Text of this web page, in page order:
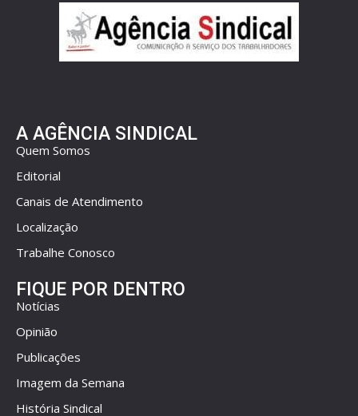
A AGÊNCIA SINDICAL
Quem Somos
Editorial
Canais de Atendimento
Localização
Trabalhe Conosco
FIQUE POR DENTRO
Notícias
Opinião
Publicações
Imagem da Semana
História Sindical